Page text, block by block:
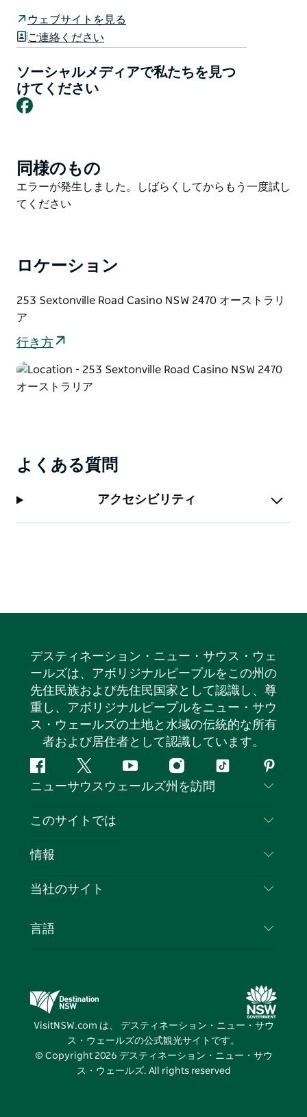
植物に囲まれたこの多目的施設は、日帰りのお客様、団
体ツアー、特別なイベントなど、あらゆるニーズにお応
お客様は、ティーガーデンでモーニングティーを楽しみ
ながらリラックスしたり、周辺の庭園を散策したり、人
トラリア障害者企業として、障害のある成人の方々に就
労支援、研修、地域活動の機会を提供しています。
ウェブサイトを見る
ご連絡ください
ソーシャルメディアで私たちを見つ
けてください
Facebook
Product
List
同様のもの
Product
List
エラーが発生しました。しばらくしてからもう一度試し
てください
ロケーション
253 Sextonville Road Casino NSW 2470 オーストラリ
ア
行き方
よくある質問
アクセシビリティ
デスティネーション・ニュー・サウス・ウェ
ールズは、アボリジナルピープルをこの州の
先住民族および先住民国家として認識し、尊
重し、アボリジナルピープルをニュー・サウ
ス・ウェールズの土地と水域の伝統的な所有
者および居住者として認識しています。
フ
ェ
ス
ッ
ツ
イ
タ
ユ
ー
イ
ン
テ
ピ
ン
レ
ト
ニューサウスウェールズ州を訪問
お問い合わせ
クッキーに関する通知
このサイトでは
目的地
イベント
情報
旅行情報
NSWでのビジネス
当社のサイト
デスティネーション・ニュー・サウス・ウェール
ズメディアセンター
ビビッド・シドニー
言語
VisitNSW.com は、 デスティネーション・ニュー・サウ
ス・ウェールズの公式観光サイトです。
© Copyright 2026 デスティネーション・ニュー・サウ
ス・ウェールズ. All rights reserved